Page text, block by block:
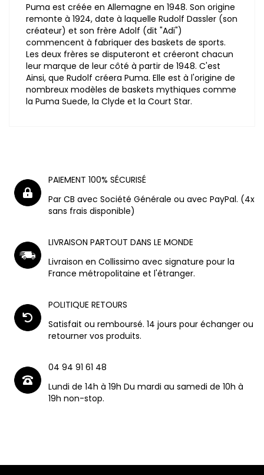
Puma est créée en Allemagne en 1948. Son origine
remonte à 1924, date à laquelle Rudolf Dassler (son
créateur) et son frère Adolf (dit "Adi")
commencent à fabriquer des baskets de sports.
Les deux frères se disputeront et créeront chacun
leur marque de leur côté à partir de 1948. C'est
Ainsi, que Rudolf créera Puma. Elle est à l'origine de
nombreux modèles de baskets mythiques comme
la Puma Suede, la Clyde et la Court Star.
PAIEMENT 100% SÉCURISÉ
Par CB avec Société Générale ou avec PayPal. (4x
sans frais disponible)
LIVRAISON PARTOUT DANS LE MONDE
Livraison en Collissimo avec signature pour la
France métropolitaine et l'étranger.
POLITIQUE RETOURS
Satisfait ou remboursé. 14 jours pour échanger ou
retourner vos produits.
04 94 91 61 48
Lundi de 14h à 19h Du mardi au samedi de 10h à
19h non-stop.